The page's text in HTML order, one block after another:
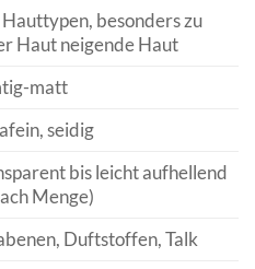
besonders zu
Haut neigende Haut
matt
seidig
bis leicht aufhellend
Menge)
Duftstoffen, Talk